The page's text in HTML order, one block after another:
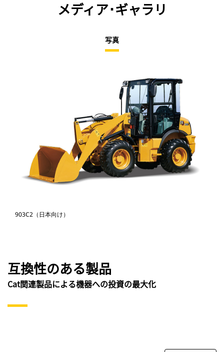
メディア･ギャラリ
写真
903C2（日本向け）
互換性のある製品
Cat関連製品による機器への投資の最大化